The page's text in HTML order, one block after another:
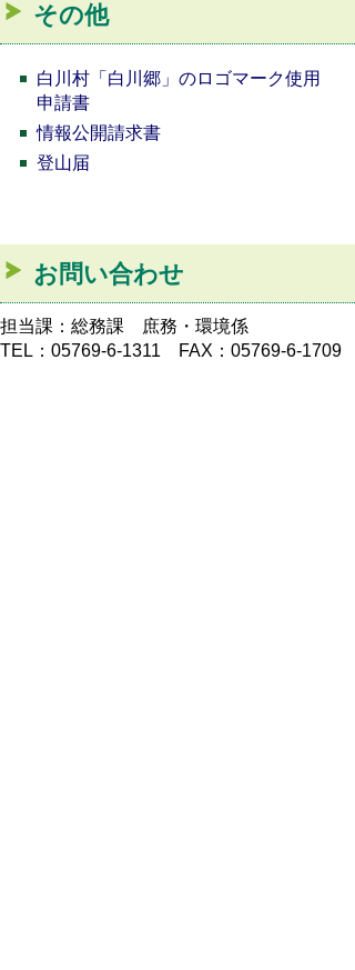
その他
白川村「白川郷」のロゴマーク使用
申請書
情報公開請求書
登山届
お問い合わせ
担当課：総務課 庶務・環境係
TEL：05769-6-1311 FAX：05769-6-1709